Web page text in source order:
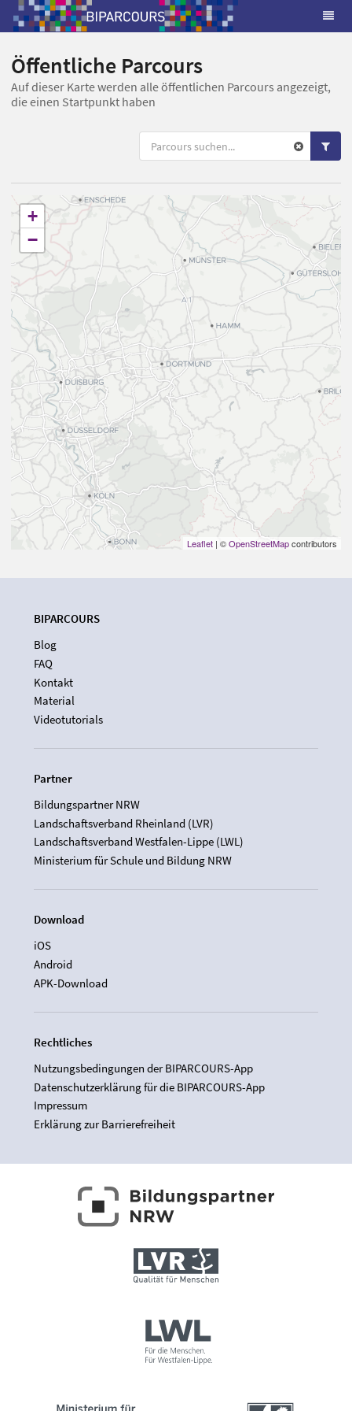
Öffentliche Parcours
Auf dieser Karte werden alle öffentlichen Parcours angezeigt,
die einen Startpunkt haben
+
−
Leaflet | ©OpenStreetMapcontributors
BIPARCOURS
Blog
FAQ
Kontakt
Material
Videotutorials
Partner
Bildungspartner NRW
Landschaftsverband Rheinland (LVR)
Landschaftsverband Westfalen-Lippe (LWL)
Ministerium für Schule und Bildung NRW
Download
iOS
Android
APK-Download
Rechtliches
Nutzungsbedingungen der BIPARCOURS-App
Datenschutzerklärung für die BIPARCOURS-App
Impressum
Erklärung zur Barrierefreiheit